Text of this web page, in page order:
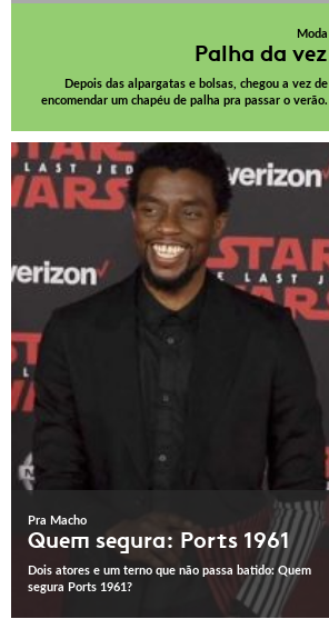
Moda
Palha da vez
Depois das alpargatas e bolsas, chegou a vez de
encomendar um chapéu de palha pra passar o verão.
Pra Macho
Quem segura: Ports 1961
Dois atores e um terno que não passa batido: Quem
segura Ports 1961?